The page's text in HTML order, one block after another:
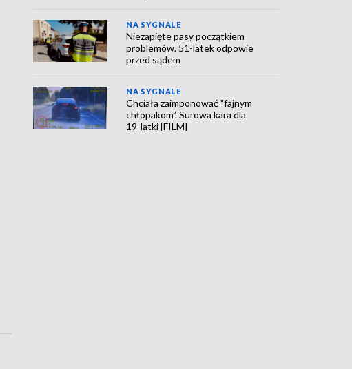
NA SYGNALE
Niezapięte pasy początkiem
problemów. 51-latek odpowie
przed sądem
NA SYGNALE
Chciała zaimponować "fajnym
chłopakom”. Surowa kara dla
19-latki [FILM]